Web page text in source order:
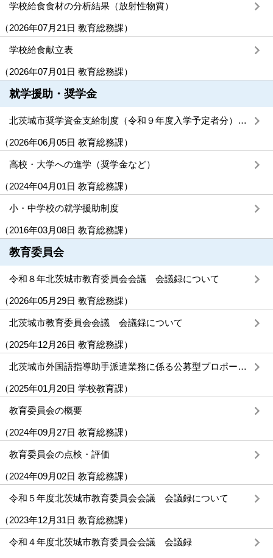
学校給食食材の分析結果（放射性物質）
（2026年07月21日 教育総務課）
学校給食献立表
（2026年07月01日 教育総務課）
就学援助・奨学金
北茨城市奨学資金支給制度（令和９年度入学予定者分）の申請を受け付けます
（2026年06月05日 教育総務課）
高校・大学への進学（奨学金など）
（2024年04月01日 教育総務課）
小・中学校の就学援助制度
（2016年03月08日 教育総務課）
教育委員会
令和８年北茨城市教育委員会会議 会議録について
（2026年05月29日 教育総務課）
北茨城市教育委員会会議 会議録について
（2025年12月26日 教育総務課）
北茨城市外国語指導助手派遣業務に係る公募型プロポーザルの実施
（2025年01月20日 学校教育課）
教育委員会の概要
（2024年09月27日 教育総務課）
教育委員会の点検・評価
（2024年09月02日 教育総務課）
令和５年度北茨城市教育委員会会議 会議録について
（2023年12月31日 教育総務課）
令和４年度北茨城市教育委員会会議 会議録